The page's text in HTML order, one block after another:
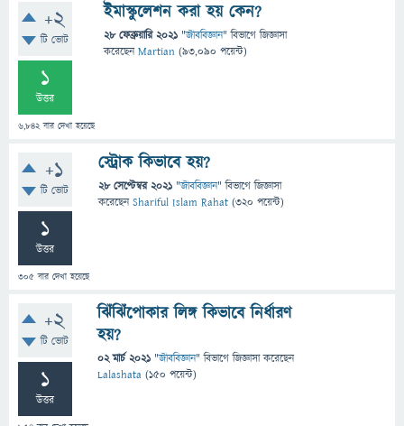
+2
টি ভোট
1
উত্তর
6,842বার দেখা হয়েছে
ইমাস্কুলেশন করা হয় কেন?
28 ফেব্রুয়ারি 2021 "জীববিজ্ঞান" বিভাগে জিজ্ঞাসা
করেছেনMartian (93,090 পয়েন্ট)
+1
টি ভোট
1
উত্তর
305 বার দেখা হয়েছে
স্ট্রোক কিভাবে হয়?
28 সেপ্টেম্বর 2021 "জীববিজ্ঞান" বিভাগে জিজ্ঞাসা
করেছেনShariful Islam Rahat (320 পয়েন্ট)
+2
টি ভোট
1
উত্তর
ঝিঁঝিঁপোকার লিঙ্গ কিভাবে নির্ধারণ
হয়?
02 মার্চ 2021 "জীববিজ্ঞান" বিভাগে জিজ্ঞাসাকরেছেন
Lalashata (150 পয়েন্ট)